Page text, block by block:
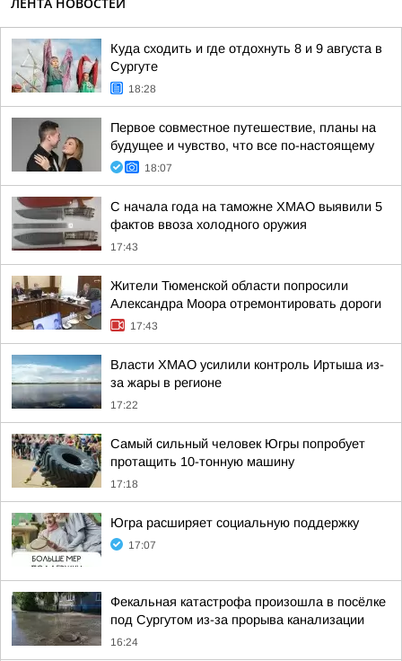
Куда сходить и где отдохнуть 8 и 9 августа в
Сургуте
18:28
Первое совместное путешествие, планы на
будущее и чувство, что все по-настоящему
18:07
С начала года на таможне ХМАО выявили 5
фактов ввоза холодного оружия
17:43
Жители Тюменской области попросили
Александра Моора отремонтировать дороги
17:43
Власти ХМАО усилили контроль Иртыша из-
за жары в регионе
17:22
Самый сильный человек Югры попробует
протащить 10-тонную машину
17:18
Югра расширяет социальную поддержку
17:07
Фекальная катастрофа произошла в посёлке
под Сургутом из-за прорыва канализации
16:24